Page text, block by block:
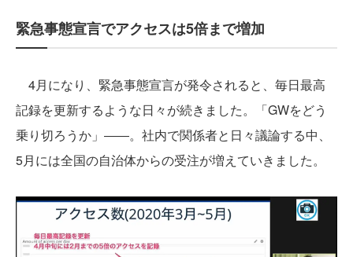
緊急事態宣言でアクセスは5倍まで増加
4月になり、緊急事態宣言が発令されると、毎日最高
記録を更新するような日々が続きました。「GWをどう
乗り切ろうか」――。社内で関係者と日々議論する中、
5月には全国の自治体からの受注が増えていきました。